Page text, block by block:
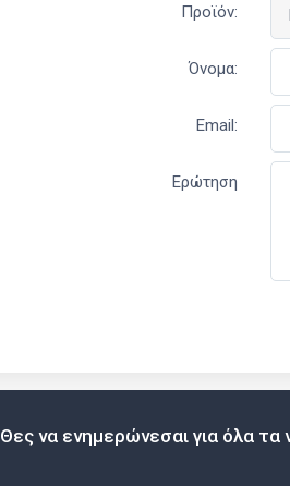
Προϊόν:
Όνομα:
Email:
Ερώτηση
Θες να ενημερώνεσαι για όλα τα